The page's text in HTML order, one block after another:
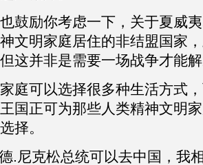
鼓励你考虑一下，关于夏威
文明家庭居住的非结盟国家
这并非是需要一场战争才能
庭可以选择很多种生活方式
国正可为那些人类精神文明
择。
. 尼克松总统可以去中国，我